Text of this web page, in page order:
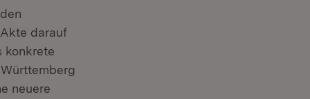
darauf
konkrete
neuere